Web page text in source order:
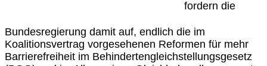
fordern die
Bundesregierung damit auf, endlich die im
Koalitionsvertrag vorgesehenen Reformen für mehr
Barrierefreiheit im Behindertengleichstellungsgesetz